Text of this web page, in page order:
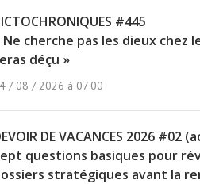
#445
Ne cherche pas les dieux chez
déçu »
/ 08 / 2026 à 07:00
DE VACANCES 2026 #02
questions basiques pour
stratégiques avant la